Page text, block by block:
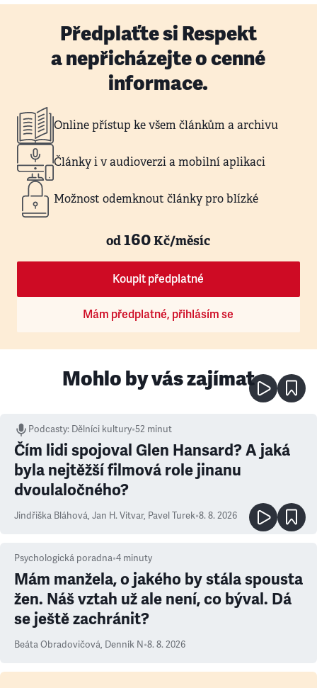
Předplaťte si Respekt
a nepřicházejte o cenné
informace.
Online přístup ke všem článkům a archivu
Články i v audioverzi a mobilní aplikaci
Možnost odemknout články pro blízké
od160Kč/měsíc
Koupit předplatné
Mám předplatné, přihlásím se
Mohlo by vás zajímat
Podcasty: Dělníci kultury•52 minut
Čím lidi spojoval Glen Hansard? A jaká
byla nejtěžší filmová role jinanu
dvoulaločného?
Jindřiška Bláhová, Jan H. Vitvar, Pavel Turek•8. 8. 2026
Psychologická poradna•4 minuty
Mám manžela, o jakého by stála spousta
žen. Náš vztah už ale není, co býval. Dá
se ještě zachránit?
Beáta Obradovičová, Denník N•8. 8. 2026